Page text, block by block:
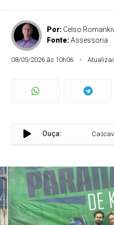
Por: Celso
Fonte:Assessoria
08/05/2026 às 10h06
Ouça: Cascavel